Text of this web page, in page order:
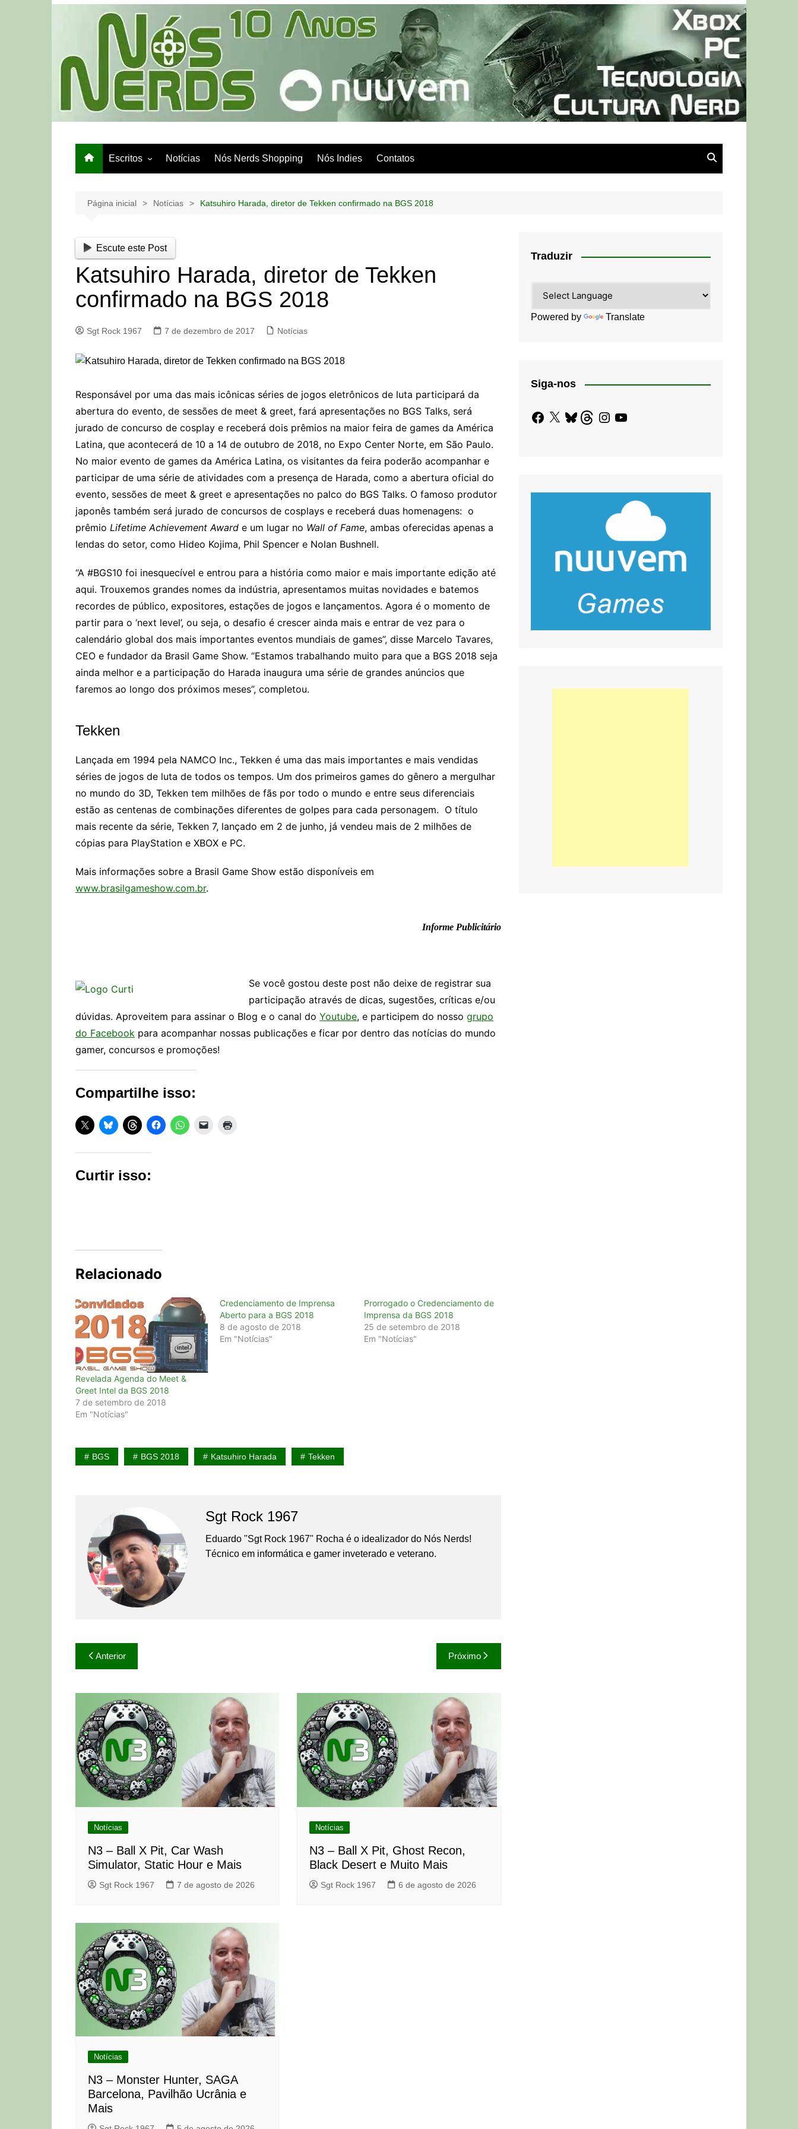
Escritos
Papo de Bar
Notícias Nós Nerds Shopping Nós Indies Contatos
Página inicial Notícias Katsuhiro Harada, diretor de Tekken confirmado na BGS 2018
Escute este Post
Katsuhiro Harada, diretor de Tekken
confirmado na BGS 2018
Sgt Rock 1967 7 de dezembro de 2017 Notícias
Responsável por uma das mais icônicas séries de jogos eletrônicos de luta participará da
abertura do evento, de sessões de meet & greet, fará apresentações no BGS Talks, será
jurado de concurso de cosplay e receberá dois prêmios na maior feira de games da América
Latina, que acontecerá de 10 a 14 de outubro de 2018, no Expo Center Norte, em São Paulo.
No maior evento de games da América Latina, os visitantes da feira poderão acompanhar e
participar de uma série de atividades com a presença de Harada, como a abertura oficial do
evento, sessões de meet & greet e apresentações no palco do BGS Talks. O famoso produtor
japonês também será jurado de concursos de cosplays e receberá duas homenagens: o
prêmio Lifetime Achievement Award e um lugar no Wall of Fame, ambas oferecidas apenas a
lendas do setor, como Hideo Kojima, Phil Spencer e Nolan Bushnell.
“A #BGS10 foi inesquecível e entrou para a história como maior e mais importante edição até
aqui. Trouxemos grandes nomes da indústria, apresentamos muitas novidades e batemos
recordes de público, expositores, estações de jogos e lançamentos. Agora é o momento de
partir para o ‘next level’, ou seja, o desafio é crescer ainda mais e entrar de vez para o
calendário global dos mais importantes eventos mundiais de games”, disse Marcelo Tavares,
CEO e fundador da Brasil Game Show. “Estamos trabalhando muito para que a BGS 2018 seja
ainda melhor e a participação do Harada inaugura uma série de grandes anúncios que
faremos ao longo dos próximos meses”, completou.
Tekken
Lançada em 1994 pela NAMCO Inc., Tekken é uma das mais importantes e mais vendidas
séries de jogos de luta de todos os tempos. Um dos primeiros games do gênero a mergulhar
no mundo do 3D, Tekken tem milhões de fãs por todo o mundo e entre seus diferenciais
estão as centenas de combinações diferentes de golpes para cada personagem. O título
mais recente da série, Tekken 7, lançado em 2 de junho, já vendeu mais de 2 milhões de
cópias para PlayStation e XBOX e PC.
Mais informações sobre a Brasil Game Show estão disponíveis em
www.brasilgameshow.com.br.
Informe Publicitário
Se você gostou deste post não deixe de registrar sua
participação através de dicas, sugestões, críticas e/ou
dúvidas. Aproveitem para assinar o Blog e o canal do Youtube, e participem do nosso grupo
do Facebook para acompanhar nossas publicações e ficar por dentro das notícias do mundo
gamer, concursos e promoções!
Compartilhe isso:
Curtir isso:
Relacionado
Revelada Agenda do Meet &
Greet Intel da BGS 2018
7 de setembro de 2018
Em "Notícias"
Credenciamento de Imprensa
Aberto para a BGS 2018
8 de agosto de 2018
Em "Notícias"
Prorrogado o Credenciamento de
Imprensa da BGS 2018
25 de setembro de 2018
Em "Notícias"
BGS BGS 2018 Katsuhiro Harada Tekken
Sgt Rock 1967
Eduardo "Sgt Rock 1967" Rocha é o idealizador do Nós Nerds!
Técnico em informática e gamer inveterado e veterano.
Navegação
de
Post
Anterior Próximo
Notícias
N3 – Ball X Pit, Car Wash
Simulator, Static Hour e Mais
Sgt Rock 1967 7 de agosto de 2026
Notícias
N3 – Ball X Pit, Ghost Recon,
Black Desert e Muito Mais
Sgt Rock 1967 6 de agosto de 2026
Notícias
N3 – Monster Hunter, SAGA
Barcelona, Pavilhão Ucrânia e
Mais
Traduzir
Powered by Translate
Siga-nos
Facebook
X BlueskyThreadsInstagram
YouTube